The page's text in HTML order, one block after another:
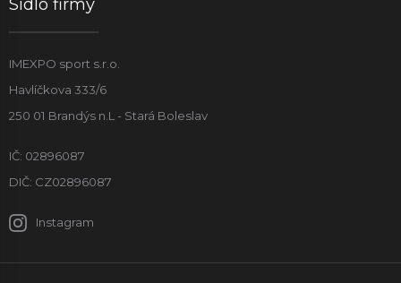
Sídlo firmy
IMEXPO sport s.r.o.
Havlíčkova 333/6
250 01 Brandýs n.L - Stará Boleslav
IČ: 02896087
DIČ: CZ02896087
Instagram